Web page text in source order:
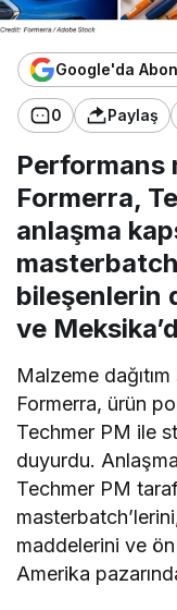
Google'da
0 Paylaş
Performans
Formerra,
anlaşma
bileşenlerin
ve
Malzeme
Formerra, ürün
Techmer PM ile
duyurdu.
Techmer PM
maddelerini ve
Amerika